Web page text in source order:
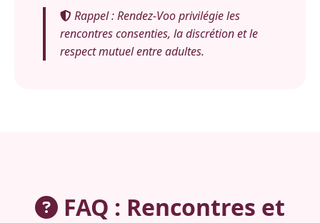
Rappel : Rendez-Voo privilégie les
rencontres consenties, la discrétion et le
respect mutuel entre adultes.
FAQ : Rencontres et